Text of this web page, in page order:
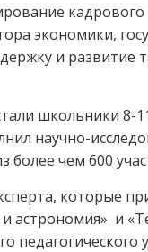
кадрового
экономики,
и
школьники 8-
научно-
более чем 600
которые
астрономия» и